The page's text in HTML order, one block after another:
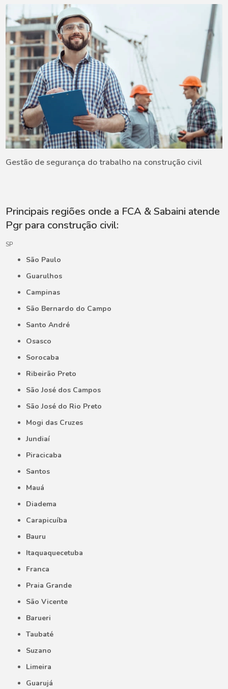
Gestão de segurança do trabalho na construção civil
Principais regiões onde a FCA & Sabaini atende
Pgr para construção civil:
SP
São Paulo
Guarulhos
Campinas
São Bernardo do Campo
Santo André
Osasco
Sorocaba
Ribeirão Preto
São José dos Campos
São José do Rio Preto
Mogi das Cruzes
Jundiaí
Piracicaba
Santos
Mauá
Diadema
Carapicuíba
Bauru
Itaquaquecetuba
Franca
Praia Grande
São Vicente
Barueri
Taubaté
Suzano
Limeira
Guarujá